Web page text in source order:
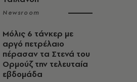
Newsroom
Μόλις 6 τάνκερ με
αργό πετρέλαιο
πέρασαν τα Στενά του
Ορμούζ την τελευταία
εβδομάδα